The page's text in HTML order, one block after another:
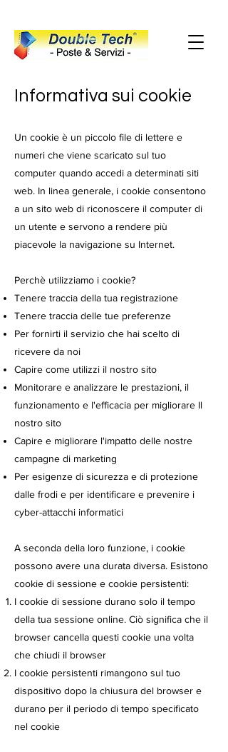
Informativa sui cookie
Un cookie è un piccolo file di lettere e
numeri che viene scaricato sul tuo
computer quando accedi a determinati siti
web. In linea generale, i cookie consentono
a un sito web di riconoscere il computer di
un utente e servono a rendere più
piacevole la navigazione su Internet.
Perchè utilizziamo i cookie?
Tenere traccia della tua registrazione
Tenere traccia delle tue preferenze
Per fornirti il servizio che hai scelto di
ricevere da noi
Capire come utilizzi il nostro sito
Monitorare e analizzare le prestazioni, il
funzionamento e l'efficacia per migliorare Il
nostro sito
Capire e migliorare l'impatto delle nostre
campagne di marketing
Per esigenze di sicurezza e di protezione
dalle frodi e per identificare e prevenire i
cyber-attacchi informatici
A seconda della loro funzione, i cookie
possono avere una durata diversa. Esistono
cookie di sessione e cookie persistenti:
I cookie di sessione durano solo il tempo
della tua sessione online. Ciò significa che il
browser cancella questi cookie una volta
che chiudi il browser
I cookie persistenti rimangono sul tuo
dispositivo dopo la chiusura del browser e
durano per il periodo di tempo specificato
nel cookie